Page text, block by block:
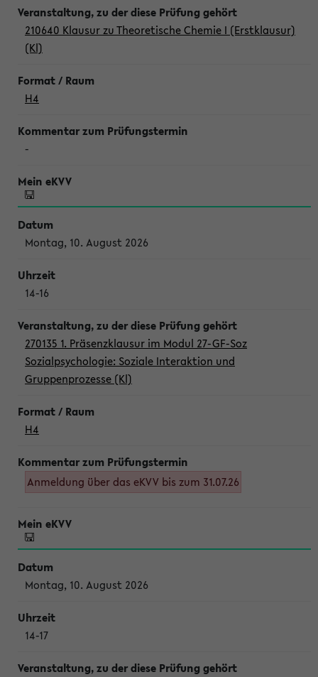
210640 Klausur zu Theoretische Chemie I (Erstklausur)
(Kl)
H4
-
Montag, 10. August 2026
14-16
270135 1. Präsenzklausur im Modul 27-GF-Soz
Sozialpsychologie: Soziale Interaktion und
Gruppenprozesse (Kl)
H4
Anmeldung über das eKVV bis zum 31.07.26
Montag, 10. August 2026
14-17